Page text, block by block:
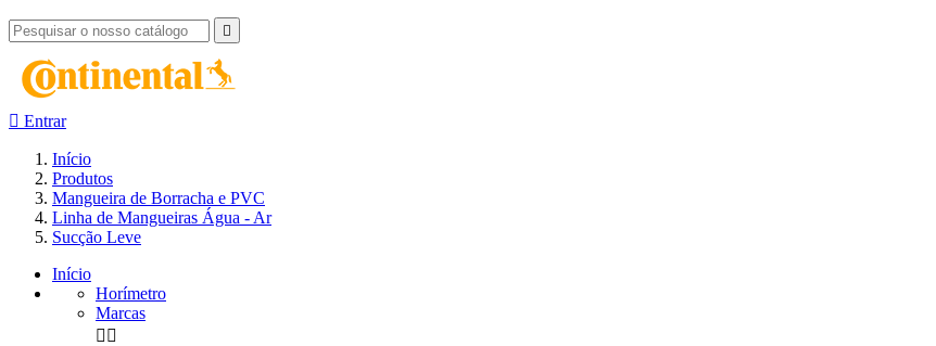

 Entrar
Início
Produtos
Mangueira de Borracha e PVC
Linha de Mangueiras Água - Ar
Sucção Leve
Início
Horímetro
Marcas
 